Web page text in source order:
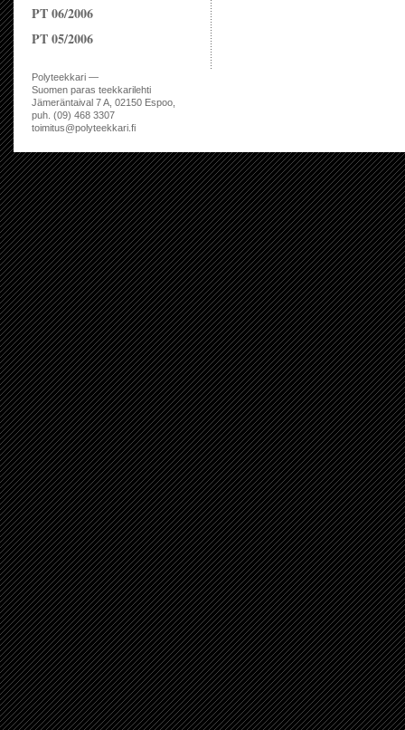
PT 06/2006
PT 05/2006
Polyteekkari —
Suomen paras teekkarilehti
Jämeräntaival 7 A, 02150 Espoo,
puh. (09) 468 3307
toimitus@polyteekkari.fi